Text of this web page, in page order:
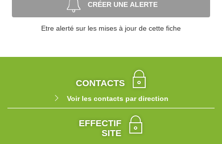
CRÉER UNE ALERTE
Etre alerté sur les mises à jour de cette fiche
CONTACTS
Voir les contacts par direction
EFFECTIF
SITE